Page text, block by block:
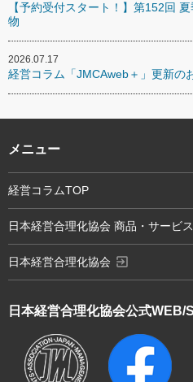
【予約受付スタート！】第152回
物
2026.07.17
経営コラム「JMCAweb＋」更新の
日本経営合理化協会公式WEB/
メニュー
経営コラムTOP
日本経営合理化協会 商品・サービ
日本経営合理化協会 exit_to_app